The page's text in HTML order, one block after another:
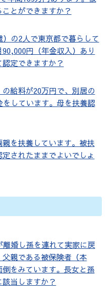
とができますか？
の2人で東京都で暮らして
円（年金収入）あり
定できますか？
給料が20万円で、別居の
しています。母を扶養認
を扶養しています。被扶
されたままでよいでしょ
婚し孫を連れて実家に戻
親である被保険者（本
をみています。長女と孫
当しますか？